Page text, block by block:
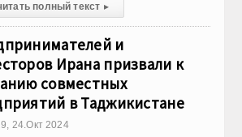
полный текст ▸
и
Ирана призвали к
совместных
в Таджикистане
24.Окт 2024